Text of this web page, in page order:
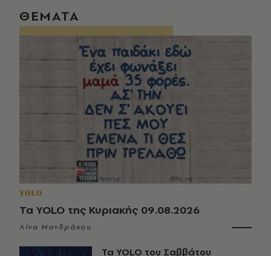
ΘΕΜΑΤΑ
YOLO
Τα YOLO της Κυριακής 09.08.2026
Λίνα Μανδράκου
Τα YOLO του Σαββάτου